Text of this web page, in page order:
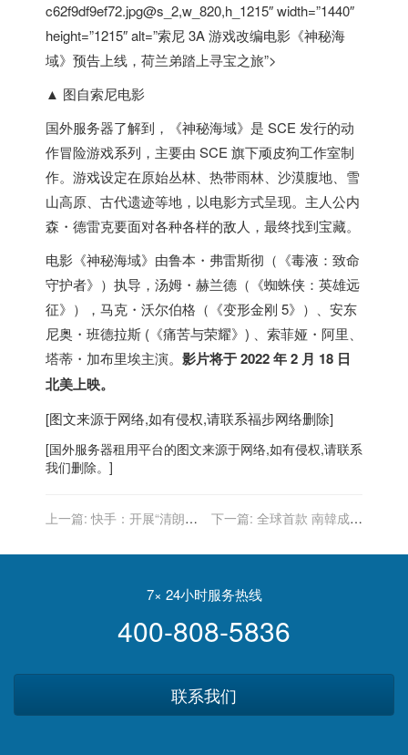
c62f9df9ef72.jpg@s_2,w_820,h_1215″ width=”1440″
height=”1215″ alt=”索尼 3A 游戏改编电影《神秘海
域》预告上线， 荷兰弟踏上寻宝之旅”>
▲ 图自索尼电影
国外服务器了解到，《神秘海域》是 SCE 发行的动
作冒险游戏系列，主要由 SCE 旗下顽皮狗工作室制
作。游戏设定在原始丛林、热带雨林、沙漠腹地、雪
山高原、古代遗迹等地，以电影方式呈现。主人公内
森・德雷克要面对各种各样的敌人，最终找到宝藏。
电影《神秘海域》由鲁本・弗雷斯彻（《毒液：致命
守护者》）执导，汤姆・赫兰德（《蜘蛛侠：英雄远
征》），马克・沃尔伯格（《变形金刚 5》）、安东
尼奥・班德拉斯 (《痛苦与荣耀》) 、索菲娅・阿里、
塔蒂・加布里埃主演。 影片将于 2022 年 2 月 18 日
北美上映。
[图文来源于网络,如有侵权,请联系福步网络删除]
[国外服务器租用平台的图文来源于网络,如有侵权,请联系
我们删除。]
上一篇: 快手：开展“清朗・
络水军”专项整治行动
下一篇: 全球首款 南韓成功
5變異株
7× 24小时服务热线
400-808-5836
联系我们